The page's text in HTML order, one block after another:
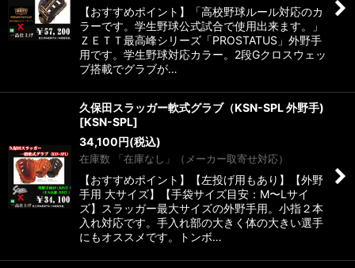
【おすすめポイント】「高校野球ルール対応のカ
ラーです。学生野球公式試合で使用出来ます。」
ＺＥＴＴ最高峰シリーズ「PROSTATUS」外野手
用です。学生野球対応カラー。2段Gクロスウェッ
ブ搭載でグラブが…
久保田スラッガー軟式グラブ（KSN-SPL 外野手)
[KSN-SPL]
34,100円(税込)
在庫数 「在庫なし」（メーカー取寄せ対応）
【おすすめポイント】【左投げ用もあり】【外野
手用 大サイズ】【手袋サイズ目安：M〜Lサイ
ズ】スラッガー最大サイズの外野手用。小指２本
入れ対応です。手入れ部の大きく体の大きい選手
にもオススメです。トンボ…